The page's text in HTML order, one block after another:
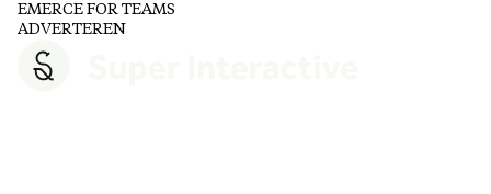
EMERCE FOR TEAMS
ADVERTEREN